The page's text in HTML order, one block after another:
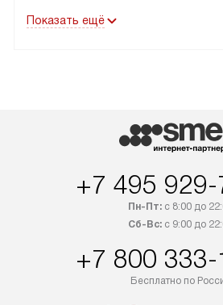
до подъезда. Доставка за пределы
в течение трех дней. Доставка
в Санкт-Петербург и другие
транспортные компании. После
100% предоплаты мы бесплатно
доставляем заказ до офиса
Пожалуйста, уточняйте условия
доставки у менеджера при
Показать ещё
+7 495
Пн-Пт:с 8:00 до
Сб-Вс:с 9:00 до
+7 800
Бесплатно по